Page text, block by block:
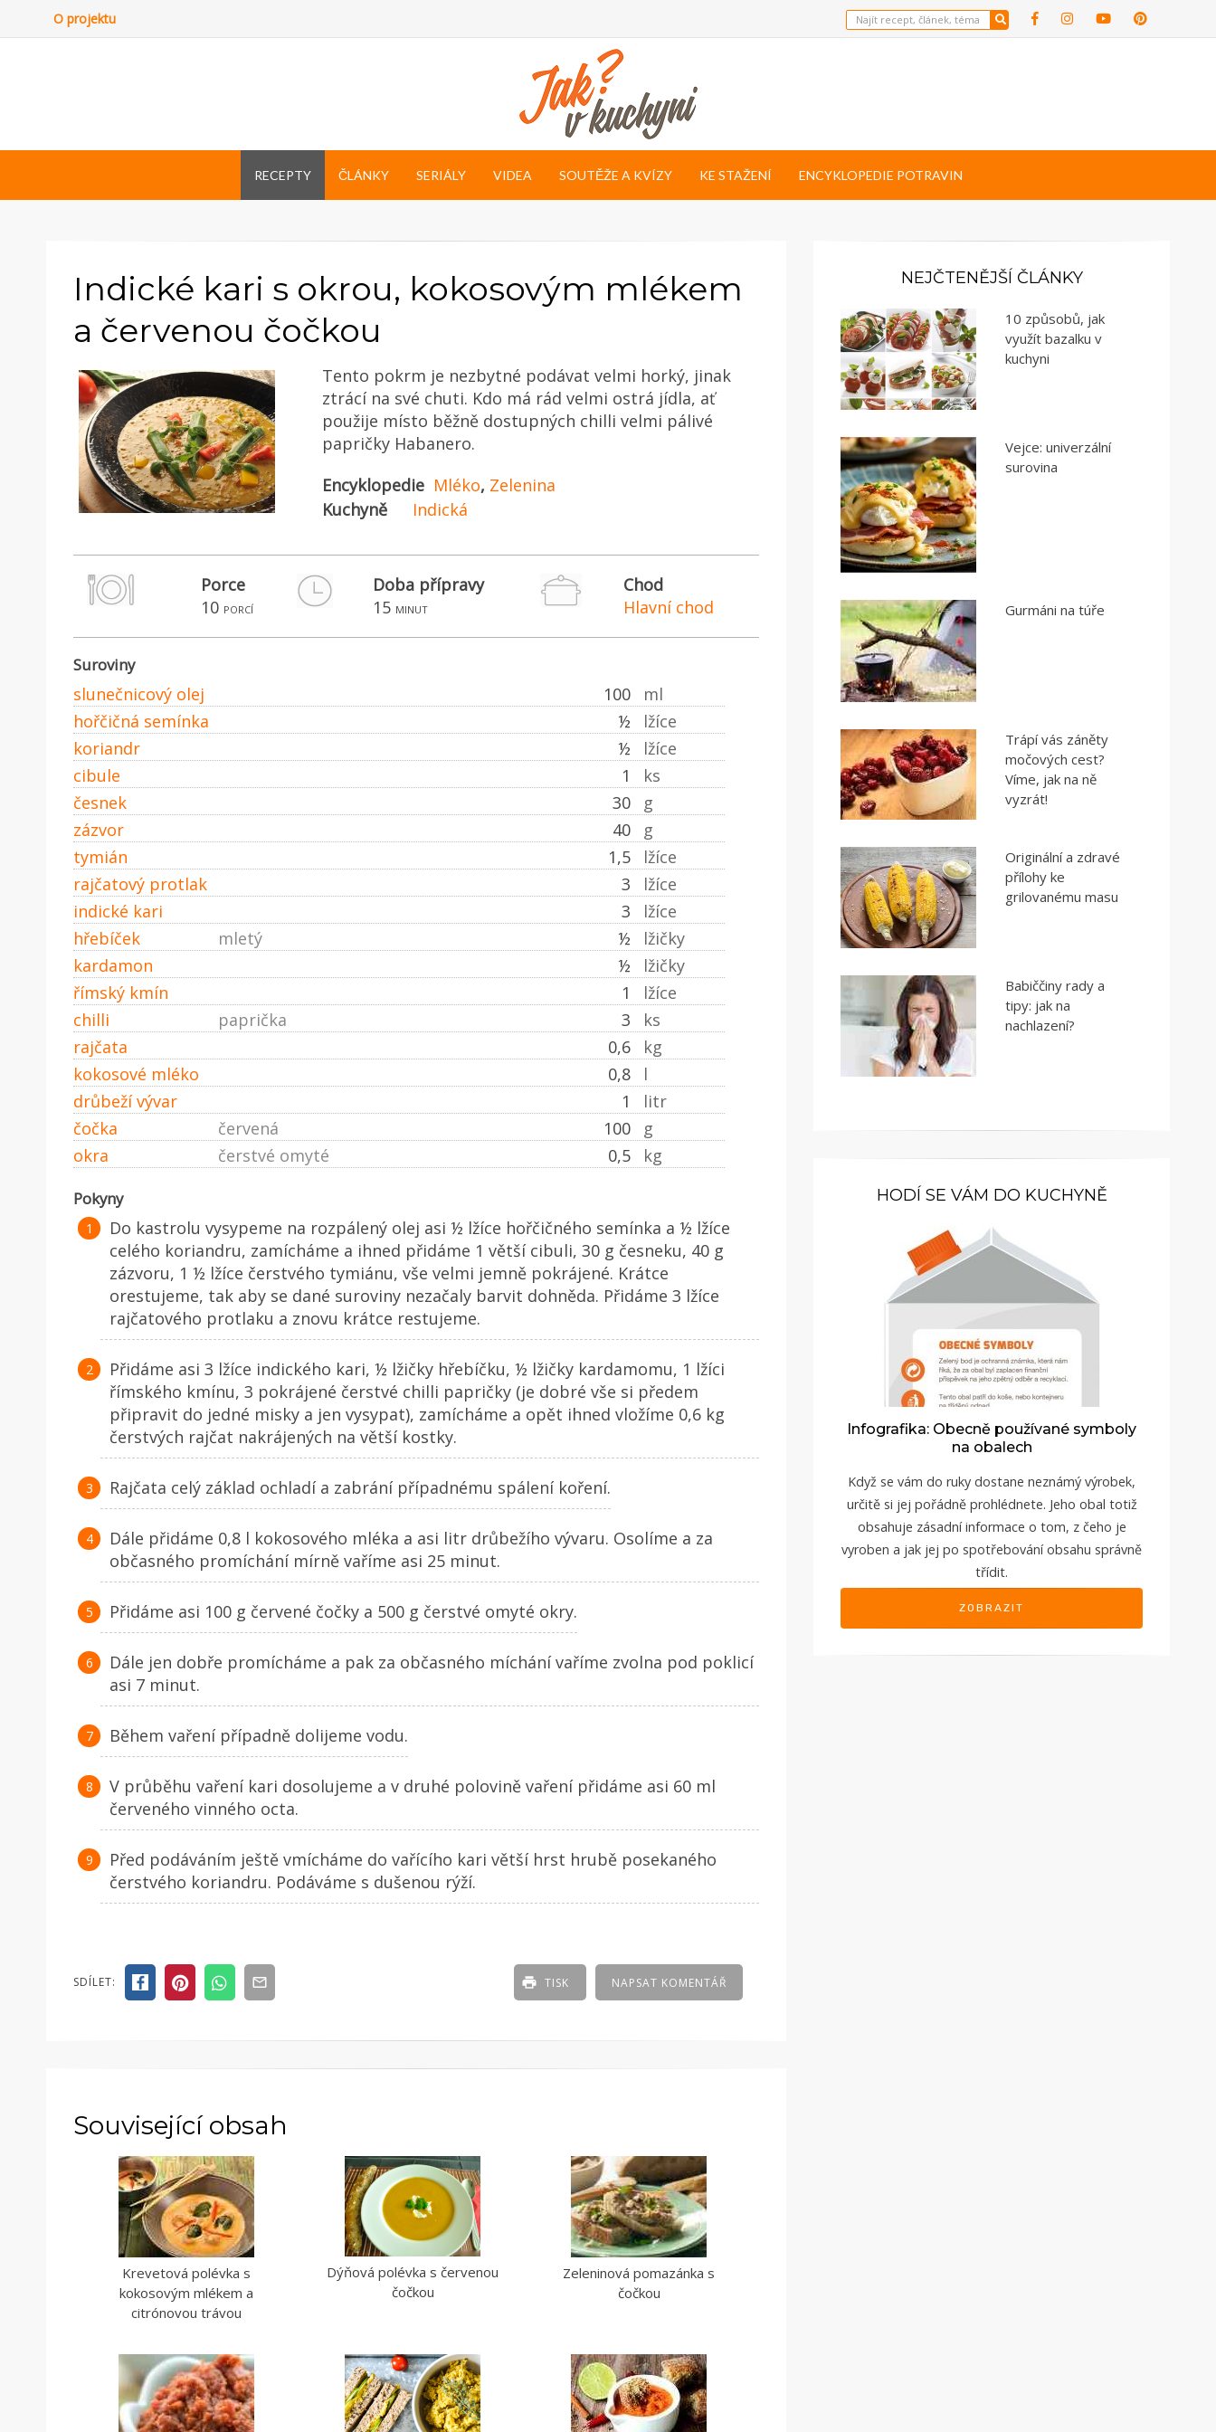
O projektu
RECEPTY ČLÁNKY SERIÁLY VIDEA SOUTĚŽE A KVÍZY KE STAŽENÍ ENCYKLOPEDIE POTRAVIN
Indické kari s okrou, kokosovým mlékem
a červenou čočkou
Tento pokrm je nezbytné podávat velmi horký, jinak
ztrácí na své chuti. Kdo má rád velmi ostrá jídla, ať
použije místo běžně dostupných chilli velmi pálivé
papričky Habanero.
Encyklopedie Mléko, Zelenina
Kuchyně
Indická
Porce
10 porcí
Doba přípravy
15 minut
Chod
Hlavní chod
Suroviny
slunečnicový olej 100
ml
hořčičná semínka
½
lžíce
koriandr
½
lžíce
cibule
1
ks
česnek
30
g
zázvor
40
g
tymián
1,5
lžíce
rajčatový protlak
3
lžíce
indické kari
3
lžíce
hřebíček
½ lžičky
mletý
kardamon
½
lžičky
římský kmín
1
lžíce
chilli
3 ks
paprička
rajčata
0,6
kg
kokosové mléko
0,8
l
drůbeží vývar
1
litr
čočka
100 g
červená
okra
0,5 kg
čerstvé omyté
Pokyny
Do kastrolu vysypeme na rozpálený olej asi ½ lžíce hořčičného semínka a ½ lžíce
celého koriandru, zamícháme a ihned přidáme 1 větší cibuli, 30 g česneku, 40 g
zázvoru, 1 ½ lžíce čerstvého tymiánu, vše velmi jemně pokrájené. Krátce
orestujeme, tak aby se dané suroviny nezačaly barvit dohněda. Přidáme 3 lžíce
rajčatového protlaku a znovu krátce restujeme.
Přidáme asi 3 lžíce indického kari, ½ lžičky hřebíčku, ½ lžičky kardamomu, 1 lžíci
římského kmínu, 3 pokrájené čerstvé chilli papričky (je dobré vše si předem
připravit do jedné misky a jen vysypat), zamícháme a opět ihned vložíme 0,6 kg
čerstvých rajčat nakrájených na větší kostky.
Rajčata celý základ ochladí a zabrání případnému spálení koření.
Dále přidáme 0,8 l kokosového mléka a asi litr drůbežího vývaru. Osolíme a za
občasného promíchání mírně vaříme asi 25 minut.
Přidáme asi 100 g červené čočky a 500 g čerstvé omyté okry.
Dále jen dobře promícháme a pak za občasného míchání vaříme zvolna pod poklicí
asi 7 minut.
Během vaření případně dolijeme vodu.
V průběhu vaření kari dosolujeme a v druhé polovině vaření přidáme asi 60 ml
červeného vinného octa.
Před podáváním ještě vmícháme do vařícího kari větší hrst hrubě posekaného
čerstvého koriandru. Podáváme s dušenou rýží.
SDÍLET: NAPSAT KOMENTÁŘ
TISK
Související obsah
Krevetová polévka s
kokosovým mlékem a
citrónovou trávou
Dýňová polévka s červenou
čočkou
Zeleninová pomazánka s
čočkou
NEJČTENĚJŠÍ ČLÁNKY
10 způsobů, jak
využít bazalku v
kuchyni
Vejce: univerzální
surovina
Gurmáni na túře
Trápí vás záněty
močových cest?
Víme, jak na ně
vyzrát!
Originální a zdravé
přílohy ke
grilovanému masu
Babiččiny rady a
tipy: jak na
nachlazení?
HODÍ SE VÁM DO KUCHYNĚ
Infografika: Obecně používané symboly
na obalech
Když se vám do ruky dostane neznámý výrobek,
určitě si jej pořádně prohlédnete. Jeho obal totiž
obsahuje zásadní informace o tom, z čeho je
vyroben a jak jej po spotřebování obsahu správně
třídit.
ZOBRAZIT